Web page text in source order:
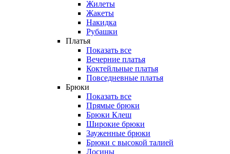
Жилеты
Жакеты
Накидка
Рубашки
Платья
Показать все
Вечерние платья
Коктейльные платья
Повседневные платья
Брюки
Показать все
Прямые брюки
Брюки Клеш
Широкие брюки
Зауженные брюки
Брюки с высокой талией
Лосины